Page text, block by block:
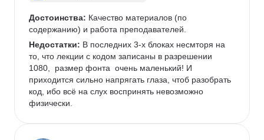
Достоинства: Качество материалов (по
содержанию) и работа преподавателей.
Недостатки: В последних 3-х блоках несмторя на
то, что лекции с кодом записаны в разрешении
1080,  размер фонта  очень маленький! И
приходится сильно напрягать глаза, чтоб разобрать
код, ибо всё на слух воспринять невозможно
физически.